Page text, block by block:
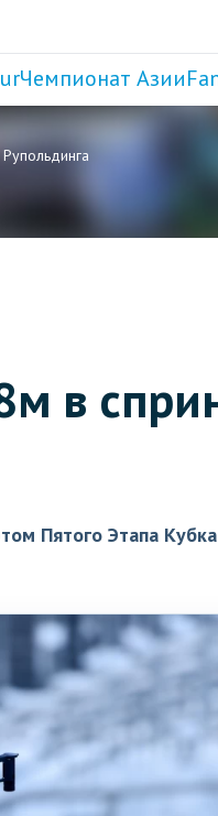
Чемпионат Азии
в
Пятого Этапа